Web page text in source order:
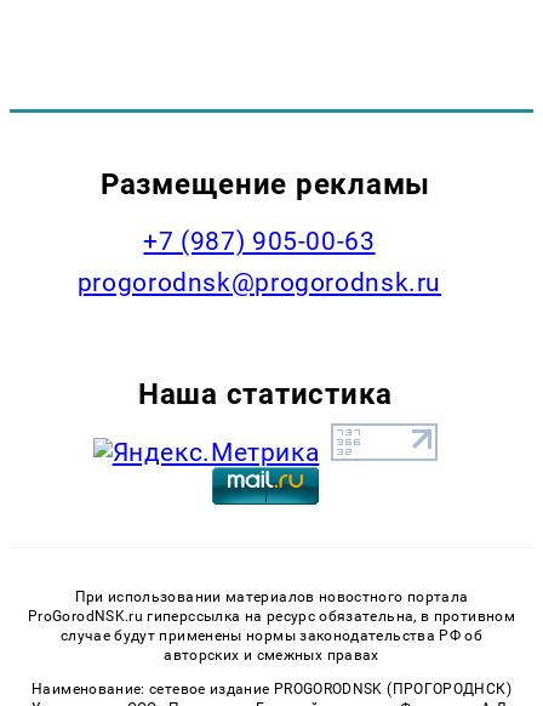
Размещение рекламы
+7 (987) 905-00-63
progorodnsk@progorodnsk.ru
Наша статистика
При использовании материалов новостного портала
ProGorodNSK.ru гиперссылка на ресурс обязательна, в противном
случае будут применены нормы законодательства РФ об
авторских и смежных правах
Наименование: сетевое издание PROGORODNSK (ПРОГОРОДНСК)